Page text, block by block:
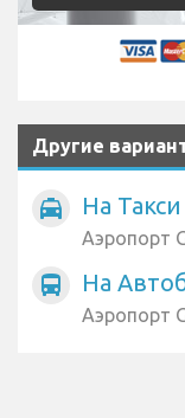
Другие
local_taxi На Такси
Аэропорт
directions_bus На
Аэропорт